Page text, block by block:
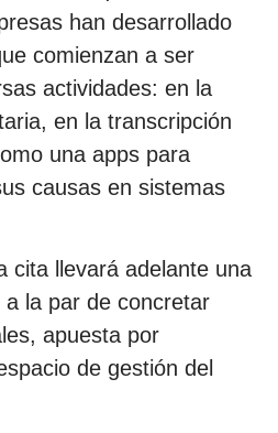
han desarrollado
comienzan a ser
actividades: en la
en la transcripción
una apps para
causas en sistemas
cita llevará adelante una
la par de concretar
apuesta por
de gestión del